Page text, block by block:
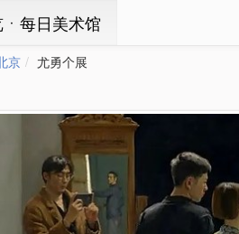
ㆍ每日美术馆
京 尤勇个展